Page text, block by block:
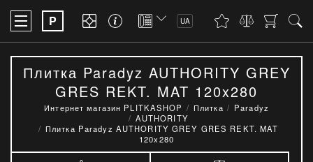
P UA
Плитка Paradyz AUTHORITY GREY
GRES REKT. MAT 120x280
Интернет магазин PLITKASHOP Плитка
Paradyz
AUTHORITY
Плитка Paradyz AUTHORITY GREY GRES REKT. MAT
120x280